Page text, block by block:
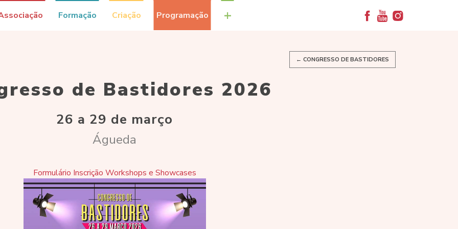
Formação Criação Programação +
← CONGRESSO DE BASTIDORES
de Bastidores 2026
26 a 29 de março
Águeda
Formulário Inscrição Workshops e Showcases